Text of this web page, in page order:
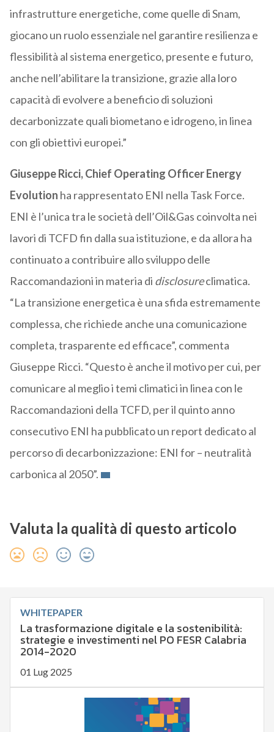
infrastrutture energetiche, come quelle di Snam,
giocano un ruolo essenziale nel garantire resilienza e
flessibilità al sistema energetico, presente e futuro,
anche nell’abilitare la transizione, grazie alla loro
capacità di evolvere a beneficio di soluzioni
decarbonizzate quali biometano e idrogeno, in linea
con gli obiettivi europei.”
Giuseppe Ricci, Chief Operating Officer Energy
Evolution ha rappresentato ENI nella Task Force.
ENI è l’unica tra le società dell’Oil&Gas coinvolta nei
lavori di TCFD fin dalla sua istituzione, e da allora ha
continuato a contribuire allo sviluppo delle
Raccomandazioni in materia di disclosureclimatica.
“La transizione energetica è una sfida estremamente
complessa, che richiede anche una comunicazione
completa, trasparente ed efficace”, commenta
Giuseppe Ricci. “Questo è anche il motivo per cui, per
comunicare al meglio i temi climatici in linea con le
Raccomandazioni della TCFD, per il quinto anno
consecutivo ENI ha pubblicato un report dedicato al
percorso di decarbonizzazione: ENI for – neutralità
carbonica al 2050”.
Valuta la qualità di questo articolo
WHITEPAPER
La trasformazione digitale e la sostenibilità:
strategie e investimenti nel PO FESR Calabria
2014-2020
01 Lug 2025